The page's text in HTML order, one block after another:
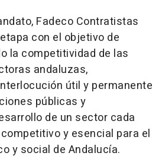
Fadeco Contratistas
con el objetivo de
la competitividad de las
andaluzas,
útil y permanente
públicas y
de un sector cada
y esencial para el
y social de Andalucía.